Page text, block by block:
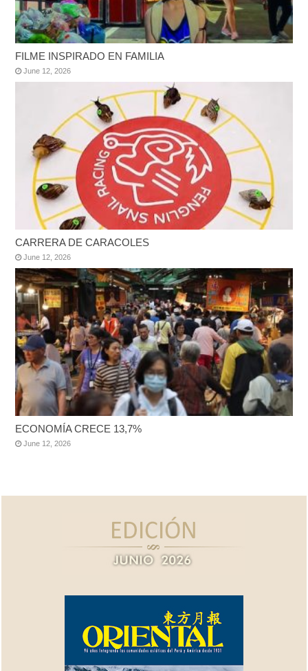
FILME INSPIRADO EN FAMILIA
June 12, 2026
CARRERA DE CARACOLES
June 12, 2026
ECONOMÍA CRECE 13,7%
June 12, 2026